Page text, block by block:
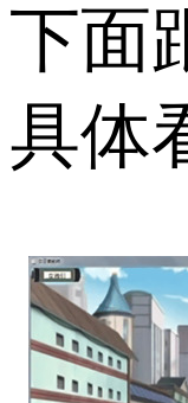
下面
具体